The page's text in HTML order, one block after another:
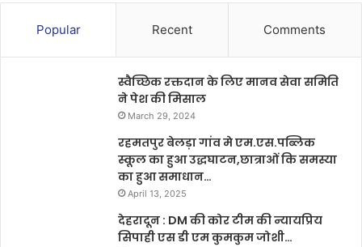
Popular Recent Comments
स्वैच्छिक रक्तदान के लिए मानव सेवा समिति
ने पेश की मिसाल
March 29, 2024
रहमतपुर बेलड़ा गांव मे एम.एस.पब्लिक
स्कूल का हुआ उद्धघाटन,छात्राओं कि समस्या
का हुआ समाधान…
April 13, 2025
देहरादून : DM की कोर टीम की न्यायप्रिय
सिपाही एस डी एम कुमकुम जोशी…